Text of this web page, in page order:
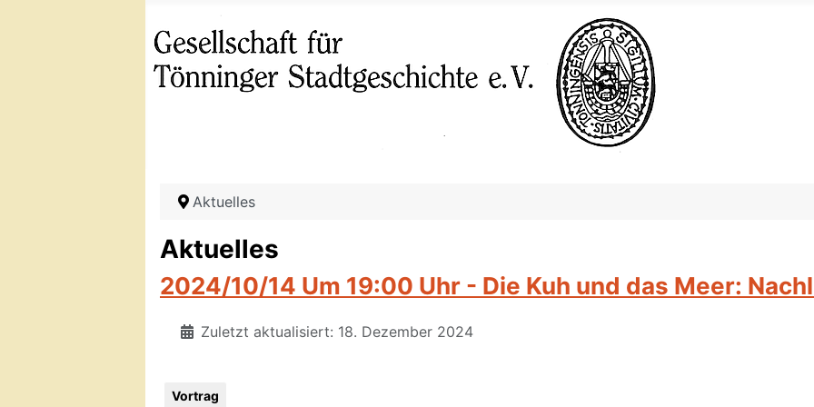
Aktuelles
Aktuelles
2024/10/14 Um 19:00 Uhr - Die Kuh und das Meer:
Zuletzt aktualisiert: 18. Dezember 2024
Vortrag